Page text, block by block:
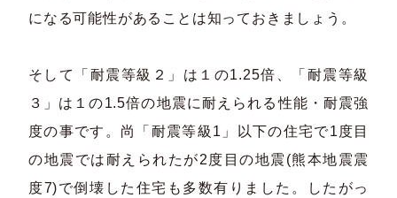
になる可能性があることは知っておきましょう。
そして「耐震等級２」は１の1.25倍、「耐震等級
３」は１の1.5倍の地震に耐えられる性能・耐震強
度の事です。尚「耐震等級1」以下の住宅で1度目
の地震では耐えられたが2度目の地震(熊本地震震
度7)で倒壊した住宅も多数有りました。したがっ